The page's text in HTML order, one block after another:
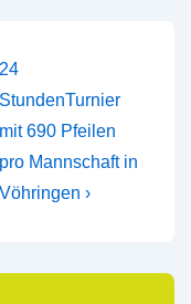
Nächster
Beitrag
ist
24
StundenTurnier
mit 690 Pfeilen
pro Mannschaft in
Vöhringen ›